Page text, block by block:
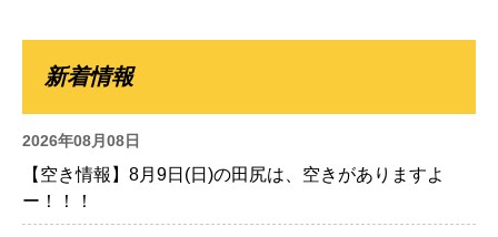
新着情報
2026年08月08日
【空き情報】8月9日(日)の田尻は、空きがありますよ
ー！！！